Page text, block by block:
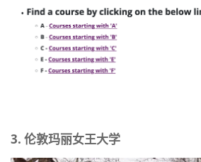
3. 伦敦玛丽女王大学